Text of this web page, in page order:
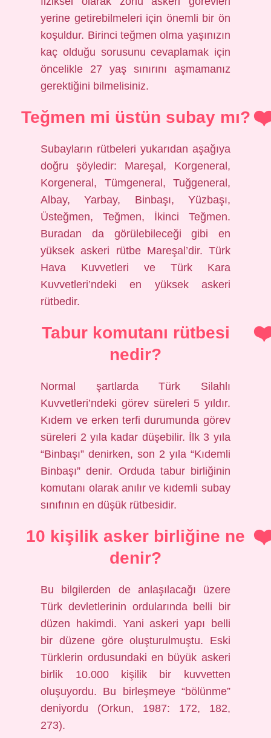
yerine getirebilmeleri için önemli bir ön
koşuldur. Birinci teğmen olma yaşınızın
kaç olduğu sorusunu cevaplamak için
öncelikle 27 yaş sınırını aşmamanız
gerektiğini bilmelisiniz.
Teğmen mi üstün subay mı?
Subayların rütbeleri yukarıdan aşağıya
doğru şöyledir: Mareşal, Korgeneral,
Korgeneral, Tümgeneral, Tuğgeneral,
Albay, Yarbay, Binbaşı, Yüzbaşı,
Üsteğmen, Teğmen, İkinci Teğmen.
Buradan da görülebileceği gibi en
yüksek askeri rütbe Mareşal’dir. Türk
Hava Kuvvetleri ve Türk Kara
Kuvvetleri’ndeki en yüksek askeri
rütbedir.
Tabur komutanı rütbesi
nedir?
Normal şartlarda Türk Silahlı
Kuvvetleri’ndeki görev süreleri 5 yıldır.
Kıdem ve erken terfi durumunda görev
süreleri 2 yıla kadar düşebilir. İlk 3 yıla
“Binbaşı” denirken, son 2 yıla “Kıdemli
Binbaşı” denir. Orduda tabur birliğinin
komutanı olarak anılır ve kıdemli subay
sınıfının en düşük rütbesidir.
10 kişilik asker birliğine ne
denir?
Bu bilgilerden de anlaşılacağı üzere
Türk devletlerinin ordularında belli bir
düzen hakimdi. Yani askeri yapı belli
bir düzene göre oluşturulmuştu. Eski
Türklerin ordusundaki en büyük askeri
birlik 10.000 kişilik bir kuvvetten
oluşuyordu. Bu birleşmeye “bölünme”
deniyordu (Orkun, 1987: 172, 182,
273).